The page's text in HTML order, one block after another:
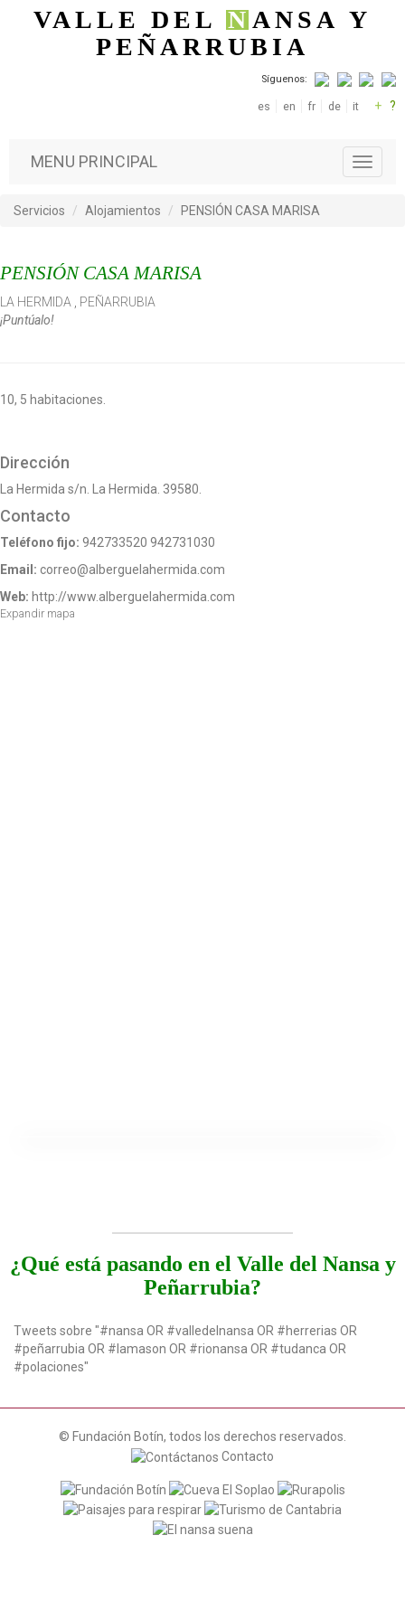
Pasar al contenido principal
VALLE DELNANSA Y
PEÑARRUBIA
Síguenos:
es en fr de it + ?
T
o
MENU PRINCIPAL
Servicios Alojamientos PENSIÓN CASA MARISA
PENSIÓN CASA MARISA
LA HERMIDA
PEÑARRUBIA
¡Puntúalo!
10, 5 habitaciones.
Dirección
La Hermida s/n. La Hermida. 39580.
Contacto
Teléfono fijo: 942733520 942731030
Email: correo@alberguelahermida.com
Web: http://www.alberguelahermida.com
Expandir mapa
¿Qué está pasando en el Valle del Nansa y
Peñarrubia?
Tweets sobre "#nansa OR #valledelnansa OR #herrerias OR
#peñarrubia OR #lamason OR #rionansa OR #tudanca OR
#polaciones"
© Fundación Botín, todos los derechos reservados.
Contacto